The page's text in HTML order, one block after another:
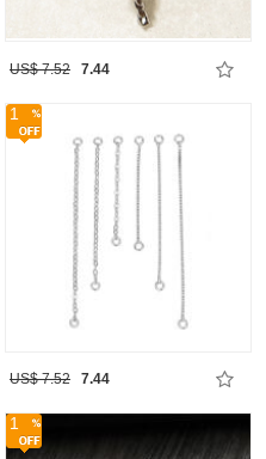
US$ 7.52 7.44
1
US$ 7.52 7.44
1